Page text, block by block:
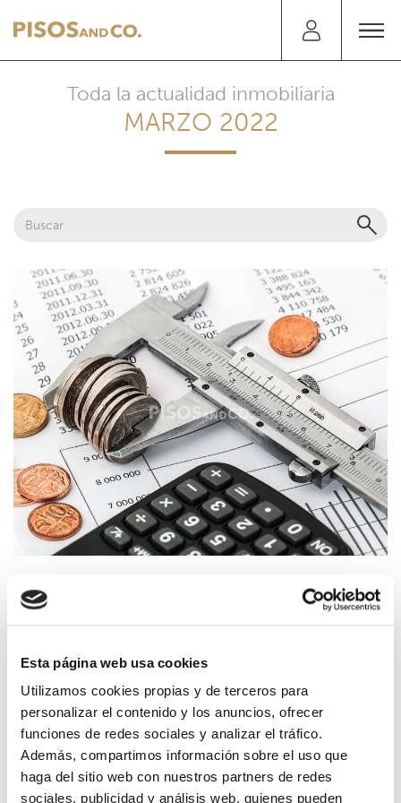
Esta página web usa cookies
Utilizamos cookies propias y de terceros para
personalizar el contenido y los anuncios, ofrecer
funciones de redes sociales y analizar el tráfico.
Además, compartimos información sobre el uso que
haga del sitio web con nuestros partners de redes
sociales, publicidad y análisis web, quienes pueden
Toda la actualidad inmobiliaria
MARZO 2022
Impuestos al comprar una vivienda de segunda
mano en Galicia a partir de Enero de 2.022
CATEGORÍAS
Pisos And Co.
Inmobiliaria